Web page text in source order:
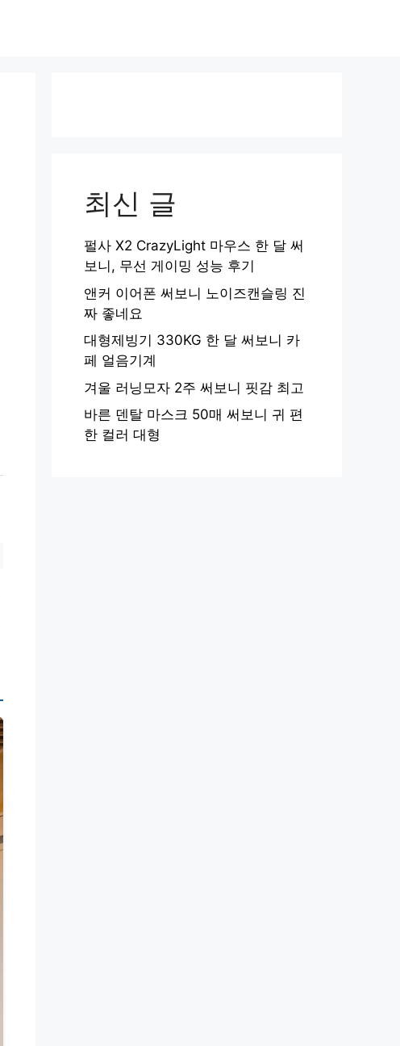
최신 글
펄사 X2 CrazyLight 마우스 한 달 써
보니, 무선 게이밍 성능 후기
앤커 이어폰 써보니 노이즈캔슬링 진
짜 좋네요
대형제빙기 330KG 한 달 써보니 카
페 얼음기계
겨울 러닝모자 2주 써보니 핏감 최고
바른 덴탈 마스크 50매 써보니 귀 편
한 컬러 대형